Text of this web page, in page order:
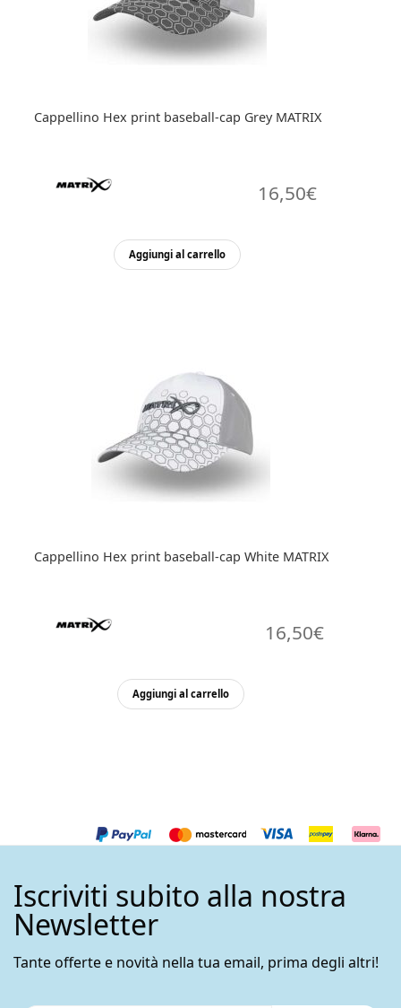
scelte
nella
pagina
Cappellino Hex print baseball-cap Grey MATRIX
16,50€
Aggiungi al carrello
Cappellino Hex print baseball-cap White MATRIX
16,50€
Aggiungi al carrello
Iscriviti subito alla nostra
Newsletter
Tante offerte e novità nella tua email, prima degli altri!